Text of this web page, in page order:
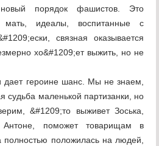
порядок фашистов. Это
мать, идеалы, воспитанные с
связная оказывается
хо&#1209;ет выжить, но не
дает героине шанс. Мы не знаем,
судьба маленькой партизанки, но
&#1209;то выживет Зоська,
Антоне, поможет товарищам в
полностью положилась на людей,